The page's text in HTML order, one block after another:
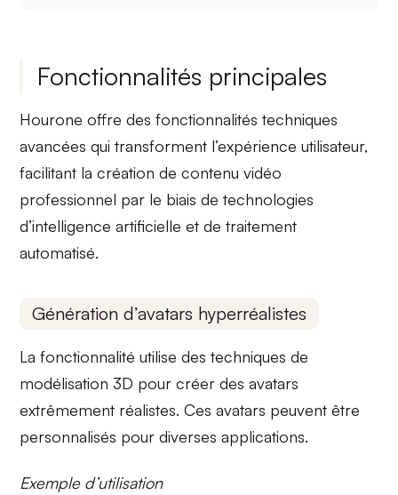
Fonctionnalités principales
Hourone offre des fonctionnalités techniques
avancées qui transforment l’expérience utilisateur,
facilitant la création de contenu vidéo
professionnel par le biais de technologies
d’intelligence artificielle et detraitement
automatisé.
Génération d’avatars hyperréalistes
La fonctionnalité utilise des techniques de
modélisation 3D pour créer des avatars
extrêmement réalistes. Ces avatars peuvent être
personnalisés pour diverses applications.
Exemple d’utilisation